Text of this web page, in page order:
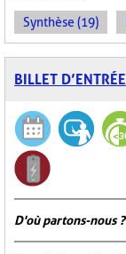
Synthèse (19)
BILLET D’ENTRÉE
D'où partons-nous ?